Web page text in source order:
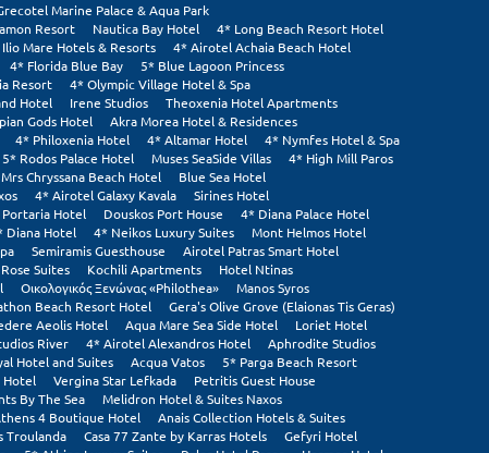
Marine Palace & Aqua Park
Resort Nautica Bay Hotel
4* Long Beach Resort Hotel
Mare Hotels & Resorts
4* Airotel Achaia Beach Hotel
4* Florida Blue Bay
5* Blue Lagoon Princess
Resort
4* Olympic Village Hotel & Spa
Hotel Irene Studios
Theoxenia Hotel Apartments
Gods Hotel
Akra Morea Hotel & Residences
4* Philoxenia Hotel 4* Altamar Hotel
4* Nymfes Hotel & Spa
5* Rodos Palace Hotel Muses SeaSide Villas
4* High Mill Paros
Mrs Chryssana Beach Hotel
Blue Sea Hotel
4* Airotel Galaxy Kavala
Sirines Hotel
Hotel Douskos Port House
4* Diana Palace Hotel
Diana Hotel 4* Neikos Luxury Suites
Mont Helmos Hotel
Semiramis Guesthouse
Airotel Patras Smart Hotel
Suites Kochili Apartments
Hotel Ntinas
Οικολογικός Ξενώνας «Philothea»
Manos Syros
Beach Resort Hotel
Gera's Olive Grove (Elaionas Tis Geras)
Aeolis Hotel Aqua Mare Sea Side Hotel
Loriet Hotel
River 4* Airotel Alexandros Hotel
Aphrodite Studios
Hotel and Suites Acqua Vatos
5* Parga Beach Resort
Hotel Vergina Star Lefkada
Petritis Guest House
By The Sea
Melidron Hotel & Suites Naxos
4 Boutique Hotel
Anais Collection Hotels & Suites
Troulanda Casa 77 Zante by Karras Hotels
Gefyri Hotel